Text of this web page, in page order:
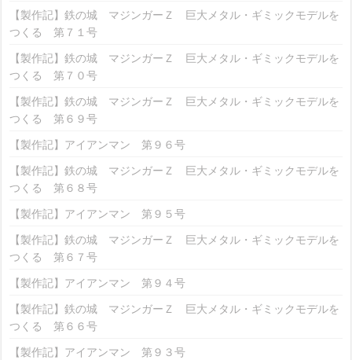
【製作記】鉄の城 マジンガーＺ 巨大メタル・ギミックモデルを
つくる 第７１号
【製作記】鉄の城 マジンガーＺ 巨大メタル・ギミックモデルを
つくる 第７０号
【製作記】鉄の城 マジンガーＺ 巨大メタル・ギミックモデルを
つくる 第６９号
【製作記】アイアンマン 第９６号
【製作記】鉄の城 マジンガーＺ 巨大メタル・ギミックモデルを
つくる 第６８号
【製作記】アイアンマン 第９５号
【製作記】鉄の城 マジンガーＺ 巨大メタル・ギミックモデルを
つくる 第６７号
【製作記】アイアンマン 第９４号
【製作記】鉄の城 マジンガーＺ 巨大メタル・ギミックモデルを
つくる 第６６号
【製作記】アイアンマン 第９３号